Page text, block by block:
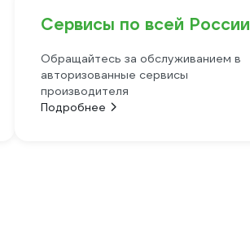
Сервисы по всей России
Обращайтесь за обслуживанием в
авторизованные сервисы
производителя
Подробнее